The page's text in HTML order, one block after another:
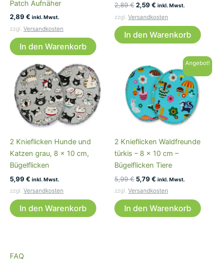
Patch Aufnäher
2,89 € inkl. Mwst.
zzgl. Versandkosten
In den Warenkorb
2,89€Ursprünglicher
war:
2,59 € Aktueller
ist:
inkl. Mwst.
zzgl. Versandkosten
In den Warenkorb
2 Knieflicken Hunde und
Katzen grau, 8 x 10 cm,
Bügelflicken
5,99 € inkl. Mwst.
zzgl. Versandkosten
In den Warenkorb
Angebot!
2 Knieflicken Waldfreunde
türkis – 8 x 10 cm –
Bügelflicken Tiere
5,99€ Ursprünglicher
Preis
war:
5,79 € Aktueller
ist:
inkl. Mwst.
zzgl. Versandkosten
In den Warenkorb
FAQ